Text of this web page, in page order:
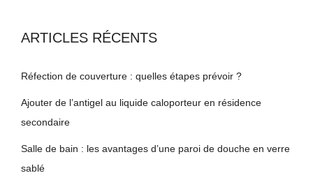
ARTICLES RÉCENTS
Réfection de couverture : quelles étapes prévoir ?
Ajouter de l’antigel au liquide caloporteur en résidence
secondaire
Salle de bain : les avantages d’une paroi de douche en verre
sablé